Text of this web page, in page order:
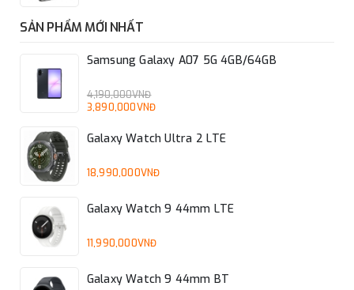
SẢN PHẨM MỚI NHẤT
Samsung Galaxy A07 5G 4GB/64GB
4,190,000VNĐ
3,890,000VNĐ
Galaxy Watch Ultra 2 LTE
18,990,000VNĐ
Galaxy Watch 9 44mm LTE
11,990,000VNĐ
Galaxy Watch 9 44mm BT